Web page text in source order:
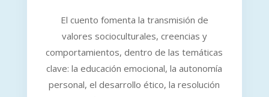
El cuento fomenta la transmisión de
valores socioculturales, creencias y
comportamientos, dentro de las temáticas
clave: la educación emocional, la autonomía
personal, el desarrollo ético, la resolución